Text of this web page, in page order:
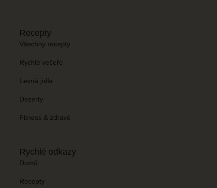
Recepty
Všechny recepty
Rychlé večeře
Levná jídla
Dezerty
Fitness & zdravé
Rychlé odkazy
Domů
Recepty